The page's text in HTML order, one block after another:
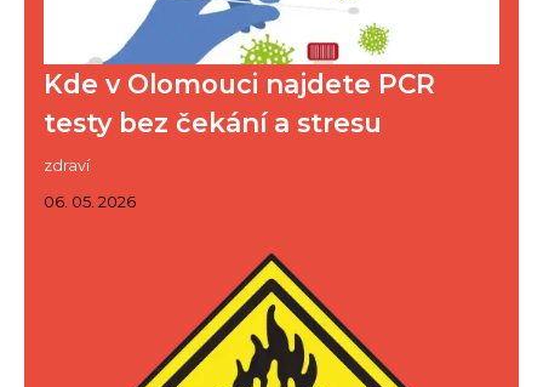
Kde v Olomouci najdete PCR
testy bez čekání a stresu
zdraví
06. 05. 2026